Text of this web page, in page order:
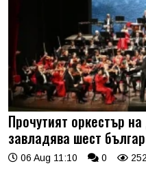
Прочутият оркестър
завладява шест
06 Aug 11:10 0 252